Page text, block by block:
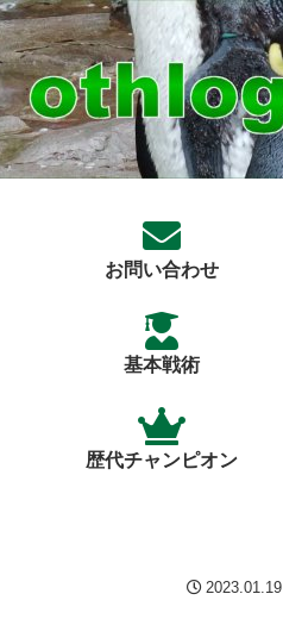
お問い合わせ
基本戦術
歴代チャンピオン
2023.01.19